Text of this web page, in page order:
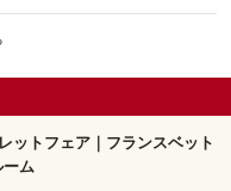
ットフェア｜フランスベット
ム